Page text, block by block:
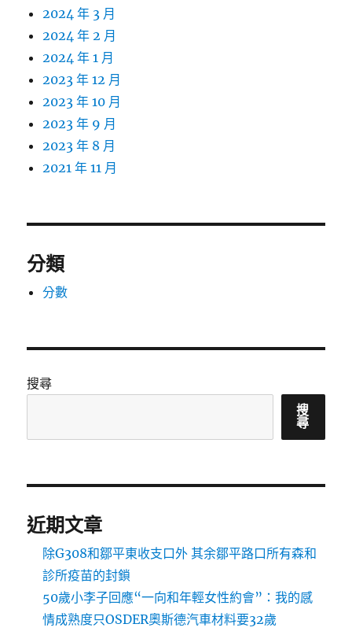
2024 年 3 月
2024 年 2 月
2024 年 1 月
2023 年 12 月
2023 年 10 月
2023 年 9 月
2023 年 8 月
2021 年 11 月
分類
分數
搜尋
搜
尋
近期文章
除G308和鄒平東收支口外 其余鄒平路口所有森和
診所疫苗的封鎖
50歲小李子回應“一向和年輕女性約會”：我的感
情成熟度只OSDER奧斯德汽車材料要32歲